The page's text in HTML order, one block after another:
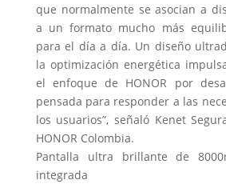
que normalmente se asocian a
a un formato mucho más
para el día a día. Un diseño
la optimización energética
el enfoque de HONOR por
pensada para responder a las
los usuarios”, señaló Kenet
HONOR Colombia.
Pantalla ultra brillante de
integrada